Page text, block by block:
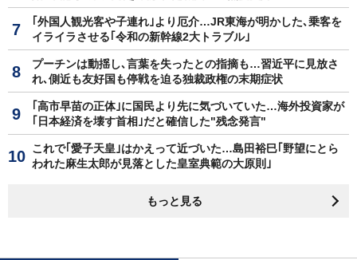
｢外国人観光客や子連れ｣より厄介…JR東海が明かした､乗客を
イライラさせる｢令和の新幹線2大トラブル｣
プーチンは動揺し､言葉を失ったとの指摘も…習近平に見放さ
れ､側近も友好国も停戦を迫る独裁政権の末期症状
｢高市早苗の正体｣に国民より先に気づいていた…海外投資家が
｢日本経済を壊す首相｣だと確信した"残念発言"
これで｢愛子天皇｣はかえって近づいた…島田裕巳｢野望にとら
われた麻生太郎が見落とした皇室典範の大原則｣
もっと見る